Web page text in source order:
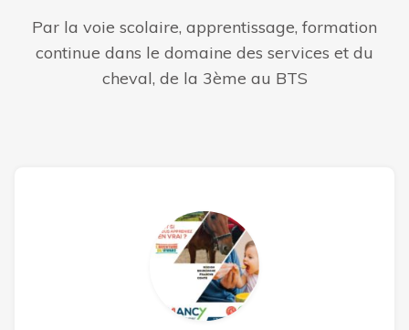
Par la voie scolaire, apprentissage, formation
continue dans le domaine des services et du
cheval, de la 3ème au BTS